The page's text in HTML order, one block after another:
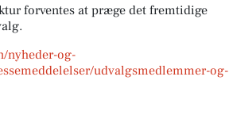
forventes at præge det fremtidige
nyheder-og-
udvalgsmedlemmer-og-